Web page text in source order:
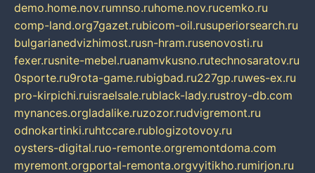
demo.home.nov.rumnso.ruhome.nov.rucemko.ru
comp-land.org7gazet.rubicom-oil.rusuperiorsearch.ru
bulgarianedvizhimost.rusn-hram.rusenovosti.ru
fexer.rusnite-mebel.ruanamvkusno.rutechnosaratov.ru
0sporte.ru9rota-game.rubigbad.ru227gp.ruwes-ex.ru
pro-kirpichi.ruisraelsale.rublack-lady.rustroy-db.com
mynances.orgladalike.ruzozor.rudvigremont.ru
odnokartinki.ruhtccare.rublogizotovoy.ru
oysters-digital.ruo-remonte.orgremontdoma.com
myremont.orgportal-remonta.orgvyitikho.rumirjon.ru